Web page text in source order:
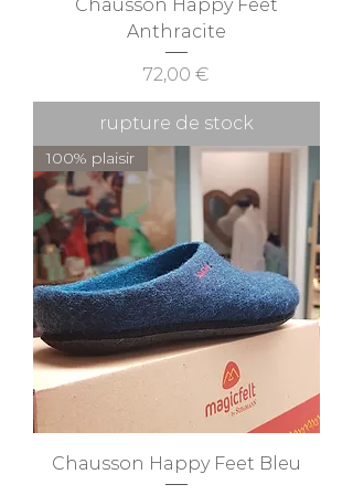
Chausson Happy Feet
Anthracite
Prix
72,00 €
rupture de stock
100% plaisir
Chausson Happy Feet Bleu